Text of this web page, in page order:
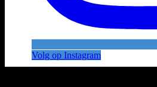
Volg op Instagram